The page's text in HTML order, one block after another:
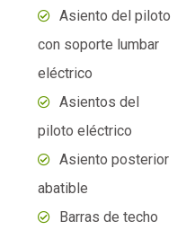
piloto eléctrico
Asiento posterior
abatible
Barras de techo
(roof racks)
Cargador
inalámbrico para
celular